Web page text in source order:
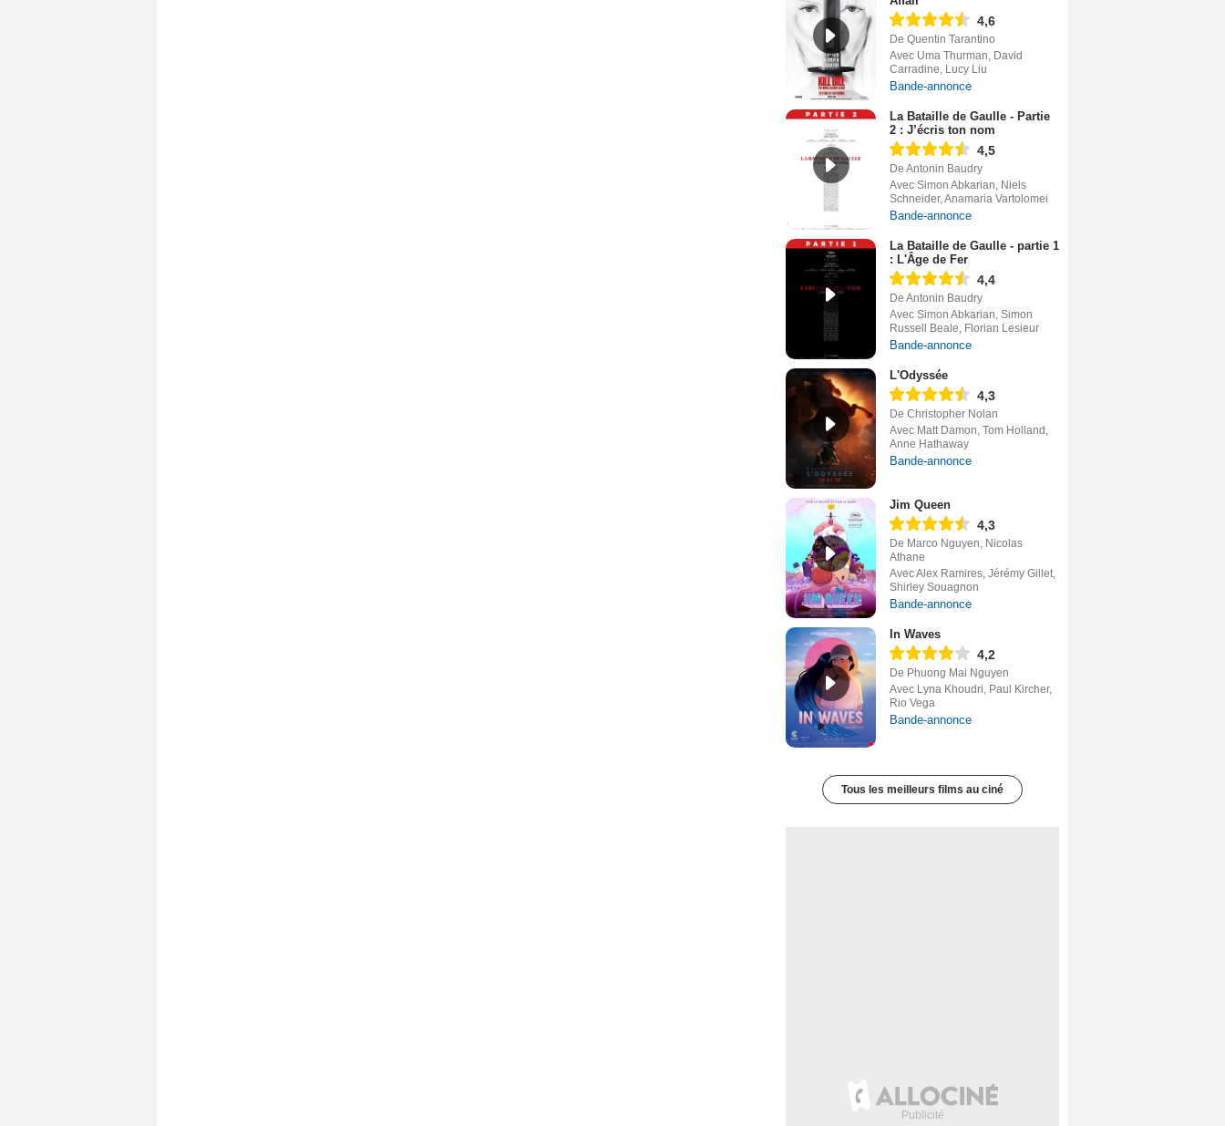
4,6
De Quentin Tarantino
Avec Uma Thurman, David
Carradine, Lucy Liu
Bande-annonce
La Bataille de Gaulle - Partie
2 : J’écris ton nom
4,5
De Antonin Baudry
Avec Simon Abkarian, Niels
Schneider, Anamaria Vartolomei
Bande-annonce
La Bataille de Gaulle - partie 1
: L'Âge de Fer
4,4
De Antonin Baudry
Avec Simon Abkarian, Simon
Russell Beale, Florian Lesieur
Bande-annonce
L'Odyssée
4,3
De Christopher Nolan
Avec Matt Damon, Tom Holland,
Anne Hathaway
Bande-annonce
Jim Queen
4,3
De Marco Nguyen, Nicolas
Athane
Avec Alex Ramires, Jérémy Gillet,
Shirley Souagnon
Bande-annonce
In Waves
4,2
De Phuong Mai Nguyen
Avec Lyna Khoudri, Paul Kircher,
Rio Vega
Bande-annonce
Tous les meilleurs films au ciné